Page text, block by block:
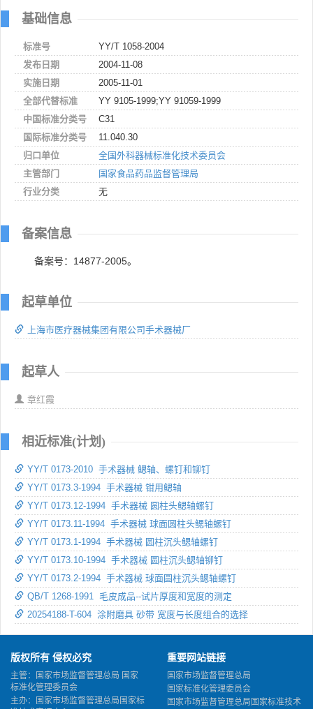
基础信息
标准号
YY/T 1058-2004
发布日期
2004-11-08
实施日期
2005-11-01
全部代替标准
YY 9105-1999;YY 91059-1999
中国标准分类号
C31
国际标准分类号
11.040.30
归口单位
全国外科器械标准化技术委员会
主管部门
国家食品药品监督管理局
行业分类
无
备案信息
备案号：14877-2005。
起草单位
上海市医疗器械集团有限公司手术器械厂
起草人
章红霞
相近标准(计划)
YY/T 0173-2010 手术器械 鳃轴、螺钉和铆钉
YY/T 0173.3-1994 手术器械 钳用鳃轴
YY/T 0173.12-1994 手术器械 圆柱头鳃轴螺钉
YY/T 0173.11-1994 手术器械 球面圆柱头鳃轴螺钉
YY/T 0173.1-1994 手术器械 圆柱沉头鳃轴螺钉
YY/T 0173.10-1994 手术器械 圆柱沉头鳃轴铆钉
YY/T 0173.2-1994 手术器械 球面圆柱沉头鳃轴螺钉
QB/T 1268-1991 毛皮成品--试片厚度和宽度的测定
20254188-T-604 涂附磨具 砂带 宽度与长度组合的选择
版权所有 侵权必究
主管：国家市场监督管理总局 国家
标准化管理委员会
主办：国家市场监督管理总局国家标
重要网站链接
国家市场监督管理总局
国家标准化管理委员会
国家市场监督管理总局国家标准技术